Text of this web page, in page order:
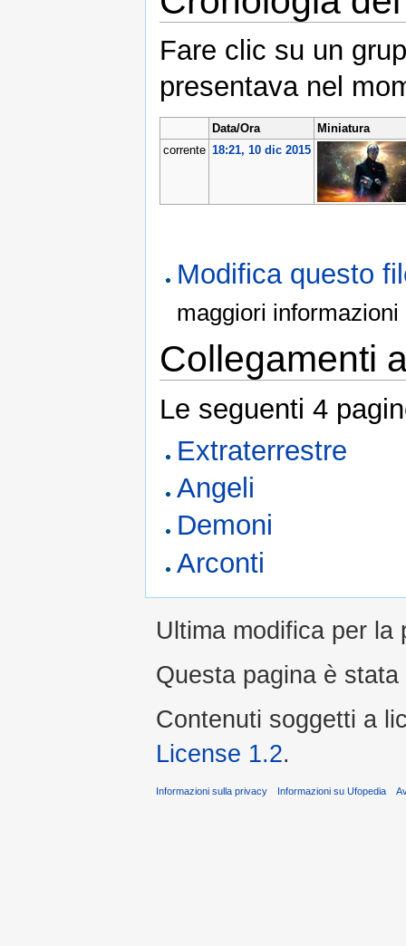
Fare clic su un
presentava nel
Data/Ora
Miniatura
corrente 18:21, 10 dic 2015
Modifica questo
maggiori
Collegamenti
Le seguenti 4
Extraterrestre
Angeli
Demoni
Arconti
Ultima modifica per la
Questa pagina è
Contenuti soggetti a
License 1.2.
Informazioni sulla privacy Informazioni su Ufopedia